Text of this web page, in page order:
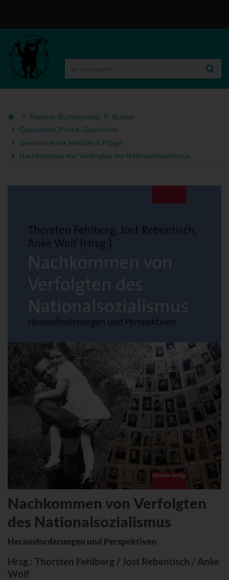
Mabuse-Buchversand
Bücher
Gesundheit, Politik, Geschichte
Geschichte der Medizin & Pflege
Nachkommen von Verfolgten des Nationalsozialismus
Nachkommen von Verfolgten
des Nationalsozialismus
Herausforderungen und Perspektiven
Hrsg.: Thorsten Fehlberg / Jost Rebentisch / Anke
Wolf